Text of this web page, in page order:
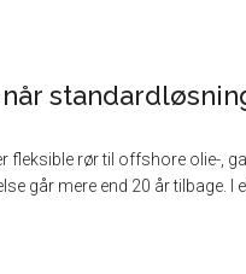
rør til offshore olie-,
går mere end 20 år tilbage. I